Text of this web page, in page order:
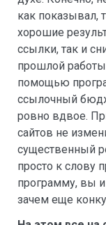
как показывал,
хорошие
ссылки, так и
прошлой
помощью
ссылочный
ровно вдвое.
сайтов не
существенный
просто к слову
программу, вы и
зачем еще